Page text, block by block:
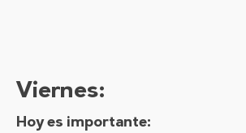
Viernes:
Hoy es importante: